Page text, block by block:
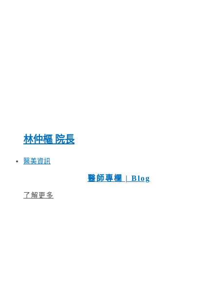
林仲樞 院長
醫美資訊
醫師專欄 | Blog
了解更多